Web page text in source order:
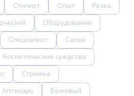
Стилист Опыт
Резка
Оборудование
Специалист
Салон
Косметические средства
Стрижка
Аптекарь
Бежевый